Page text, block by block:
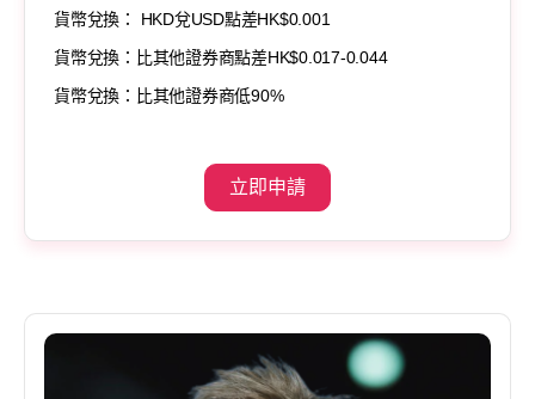
貨幣兌換： HKD兌USD點差HK$0.001
貨幣兌換：比其他證券商點差HK$0.017-0.044
貨幣兌換：比其他證券商低90%
立即申請